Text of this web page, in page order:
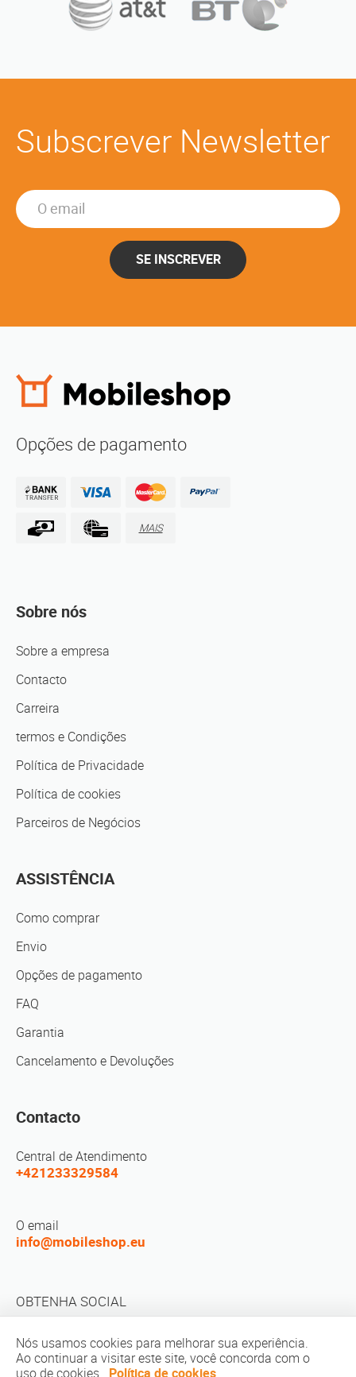
Subscrever Newsletter
SE INSCREVER
Opções de pagamento
MAIS
Sobre nós
Sobre a empresa
Contacto
Carreira
termos e Condições
Política de Privacidade
Política de cookies
Parceiros de Negócios
ASSISTÊNCIA
Como comprar
Envio
Opções de pagamento
FAQ
Garantia
Cancelamento e Devoluções
Contacto
Central de Atendimento
+421233329584
O email
info@mobileshop.eu
OBTENHA SOCIAL
Nós usamos cookies para melhorar sua experiência.
Ao continuar a visitar este site, você concorda com o
uso de cookies. Política de cookies